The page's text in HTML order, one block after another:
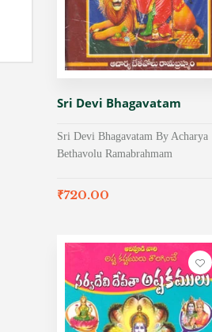
Sri Devi Bhagavatam
Sri Devi Bhagavatam By Acharya
Bethavolu Ramabrahmam
₹720.00